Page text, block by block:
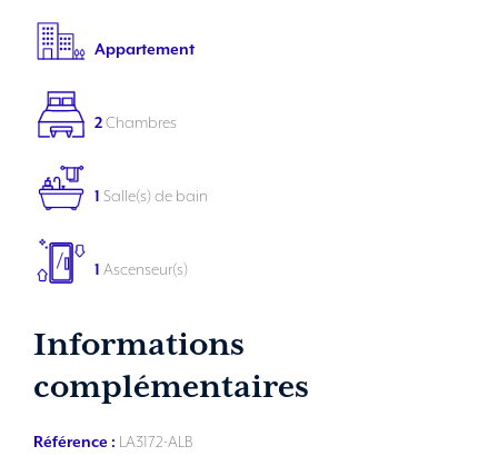
Appartement
2Chambres
1 Salle(s) de bain
1 Ascenseur(s)
Informations
complémentaires
Référence : LA3172-ALB